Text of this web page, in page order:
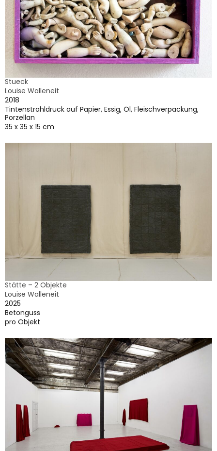
Stueck
Louise Walleneit
2018
Tintenstrahldruck auf Papier, Essig, Öl, Fleischverpackung,
Porzellan
35 x 35 x 15 cm
Stätte – 2 Objekte
Louise Walleneit
2025
Betonguss
pro Objekt